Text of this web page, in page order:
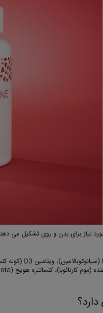
نیاز برای بدن و روی تشکیل می